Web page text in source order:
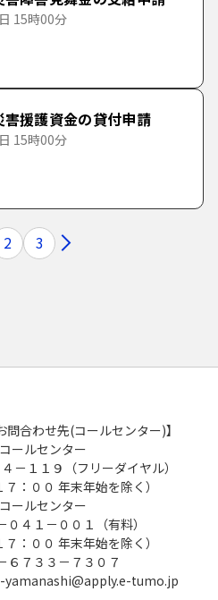
15時00分
害援護資金の貸付申請
15時00分
2 3
問合わせ先(コールセンター)】
ールセンター
１１９（フリーダイヤル）
：００ 年末年始を除く）
ールセンター
４１－００１（有料）
：００ 年末年始を除く）
７３３－７３０７
yamanashi@apply.e-tumo.jp